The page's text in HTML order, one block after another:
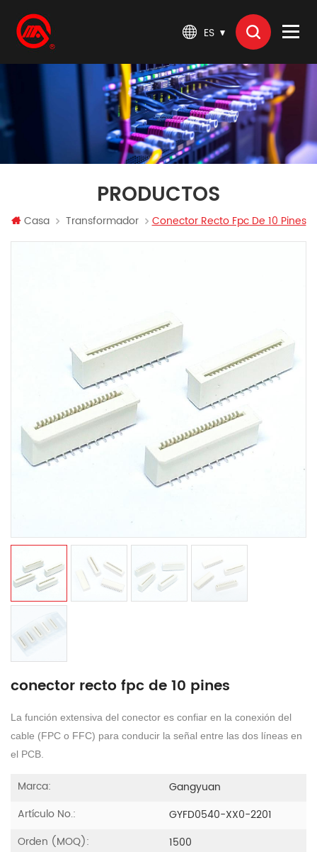
ES
PRODUCTOS
Casa Transformador Conector Recto Fpc De 10 Pines
conector recto fpc de 10 pines
La función extensiva del conector es confiar en la conexión del
cable (FPC o FFC) para conducir la señal entre las dos líneas en
el PCB.
Marca:
Gangyuan
Artículo No.:
GYFD0540-XX0-2201
Orden (MOQ):
1500